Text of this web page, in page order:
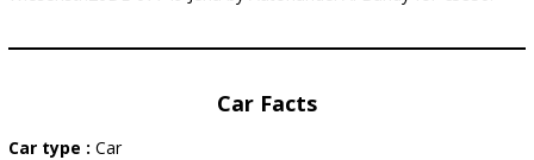
Car Facts
Car type : Car